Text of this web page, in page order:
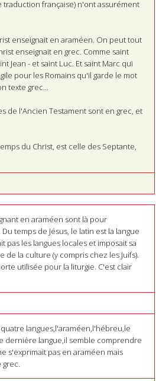
française) n'ont assurément
enseignait en araméen. On peut tout
enseignait en grec. Comme saint
Jean - et saint Luc. Et saint Marc qui
pour les Romains qu'il garde le mot
texte grec...
de l'Ancien Testament sont en grec, et
du Christ, est celle des Septante,
en araméen sont là pour
temps de Jésus, le latin est la langue
les langues locales et imposait sa
de la culture (y compris chez les Juifs).
utilisée pour la liturgie. C'est clair
langues,l'araméen,l'hébreu,le
dernière langue,il semble comprendre
s'exprimait pas en araméen mais
grec.